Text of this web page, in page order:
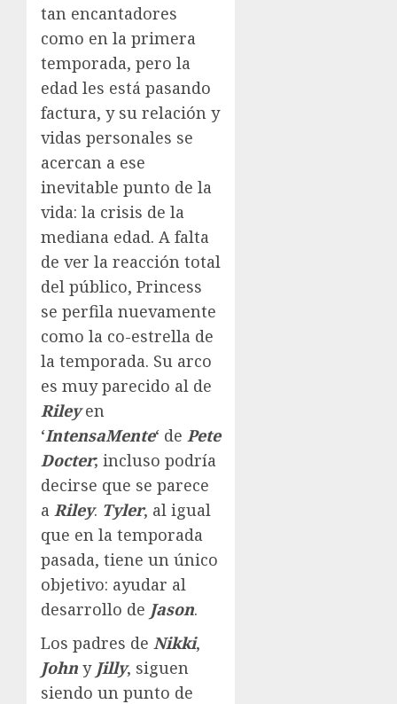
tan encantadores
como en la primera
temporada, pero la
edad les está pasando
factura, y su relación y
vidas personales se
acercan a ese
inevitable punto de la
vida: la crisis de la
mediana edad. A falta
de ver la reacción total
del público, Princess
se perfila nuevamente
como la co-estrella de
la temporada. Su arco
es muy parecido al de
Rileyen
‘IntensaMente‘ de Pete
Docter; incluso podría
decirse que se parece
a Riley. Tyler, al igual
que en la temporada
pasada, tiene un único
objetivo: ayudar al
desarrollo de Jason.
Los padres de Nikki,
John y Jilly, siguen
siendo un punto de